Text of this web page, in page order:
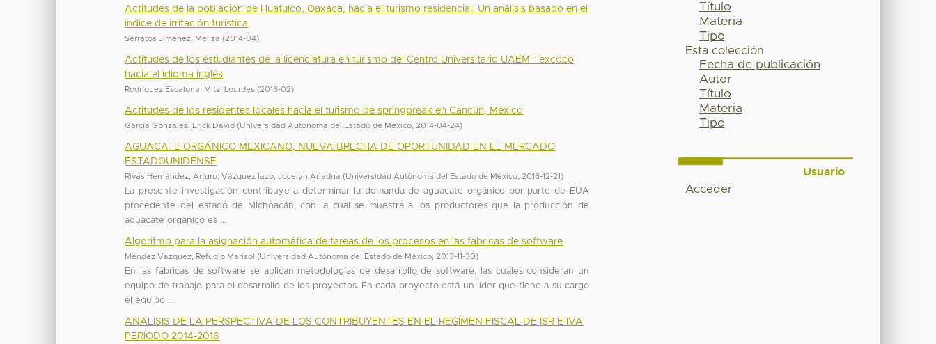
Actitudes de la población de Huatulco, Oaxaca, hacia el turismo residencial. Un análisis basado en el
índice de irritación turística
Serratos Jiménez, Meliza (2014-04)
Actitudes de los estudiantes de la licenciatura en turismo del Centro Universitario UAEM Texcoco
hacia el idioma inglés
Rodríguez Escalona, Mitzi Lourdes (2016-02)
Actitudes de los residentes locales hacia el turismo de springbreak en Cancún, México
García González, Erick David (Universidad Autónoma del Estado de México 2014-04-24)
AGUACATE ORGÁNICO MEXICANO, NUEVA BRECHA DE OPORTUNIDAD EN EL MERCADO
ESTADOUNIDENSE
Rivas Hernández, Arturo;Vázquez lazo, Jocelyn Ariadna (Universidad Autónoma del Estado de México 2016-12-21)
La presente investigación contribuye a determinar la demanda de aguacate orgánico por parte de EUA
procedente del estado de Michoacán, con la cual se muestra a los productores que la producción de
aguacate orgánico es ...
Algoritmo para la asignación automática de tareas de los procesos en las fabricas de software
Méndez Vázquez, Refugio Marisol (Universidad Autónoma del Estado de México 2013-11-30)
En las fábricas de software se aplican metodologías de desarrollo de software, las cuales consideran un
equipo de trabajo para el desarrollo de los proyectos. En cada proyecto está un líder que tiene a su cargo
el equipo ...
ANALISIS DE LA PERSPECTIVA DE LOS CONTRIBUYENTES EN EL REGÍMEN FISCAL DE ISR E IVA
PERÍODO 2014-2016
Título
Materia
Tipo
Esta colección
Fecha de publicación
Autor
Título
Materia
Tipo
Usuario
Acceder